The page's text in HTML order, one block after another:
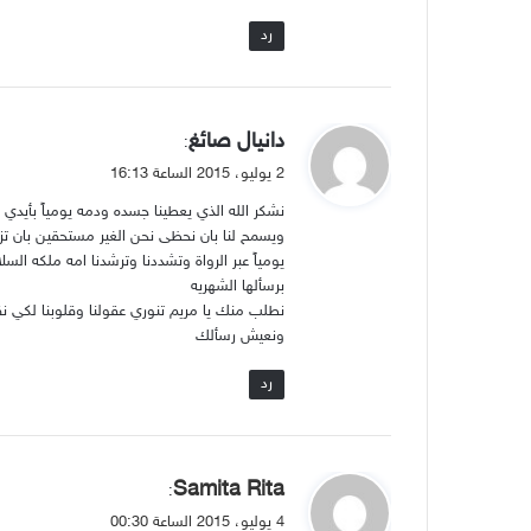
رد
ي
ق
ل
دانيال صائغ:
2 يوليو، 2015 الساعة 16:13
نشكر الله الذي يعطينا جسده ودمه يومياً بأيدي
ويسمح لنا بان نحظى نحن الغير مستحقين بان
يومياً عبر الرواة وتشددنا وترشدنا امه ملكه
برسألها الشهريه
نطلب منك يا مريم تنوري عقولنا وقلوبنا لكي
ونعيش رسألك
رد
ي
ق
Samita Rita
:
4 يوليو، 2015 الساعة 00:30